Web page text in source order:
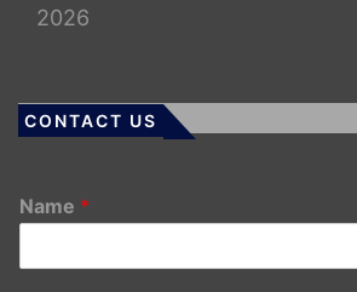
2026
CONTACT US
Name *